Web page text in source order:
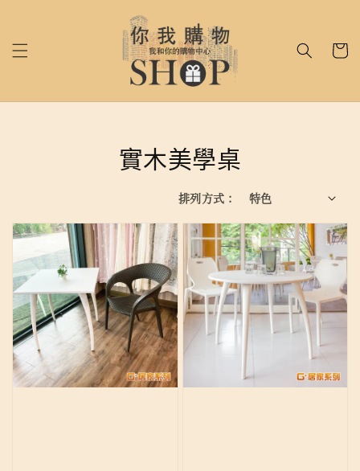
實木美學桌
排列方式 :